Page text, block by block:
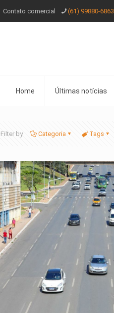
Contato comercial (61) 99880-6863
Home Últimas notícias
Filter by Categoria Tags